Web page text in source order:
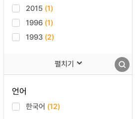
2015 (1)
1996 (1)
1993 (2)
펼치기
언어
한국어 (12)